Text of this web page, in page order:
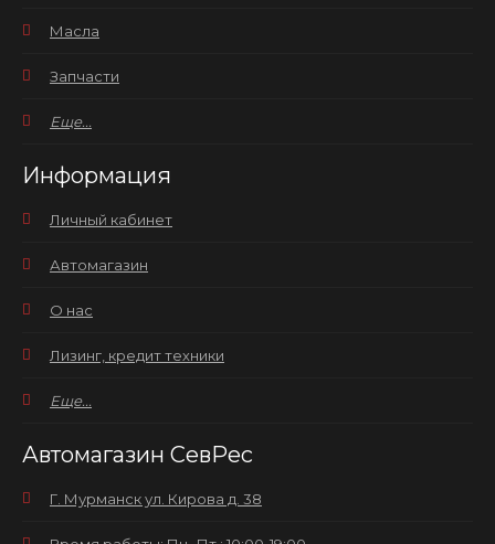
Масла
Запчасти
Еще...
Информация
Личный кабинет
Автомагазин
О нас
Лизинг, кредит техники
Еще...
Автомагазин СевРес
Г. Мурманск ул. Кирова д. 38